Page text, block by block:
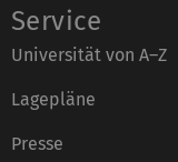
Service
Universität von A–Z
Lagepläne
Presse